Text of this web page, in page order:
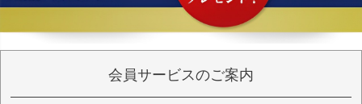
会員サービスのご案内